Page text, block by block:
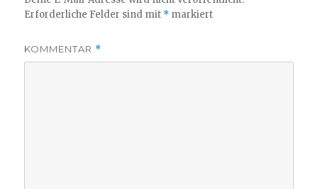
Erforderliche Felder sind mit * markiert
KOMMENTAR *